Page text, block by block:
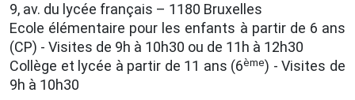
9, av. du lycée français – 1180 Bruxelles
Ecole élémentaire pour les enfants à partir de 6 ans
(CP) - Visites de 9h à 10h30 ou de 11h à 12h30
Collège et lycée à partir de 11 ans (6ème) - Visites de
9h à 10h30